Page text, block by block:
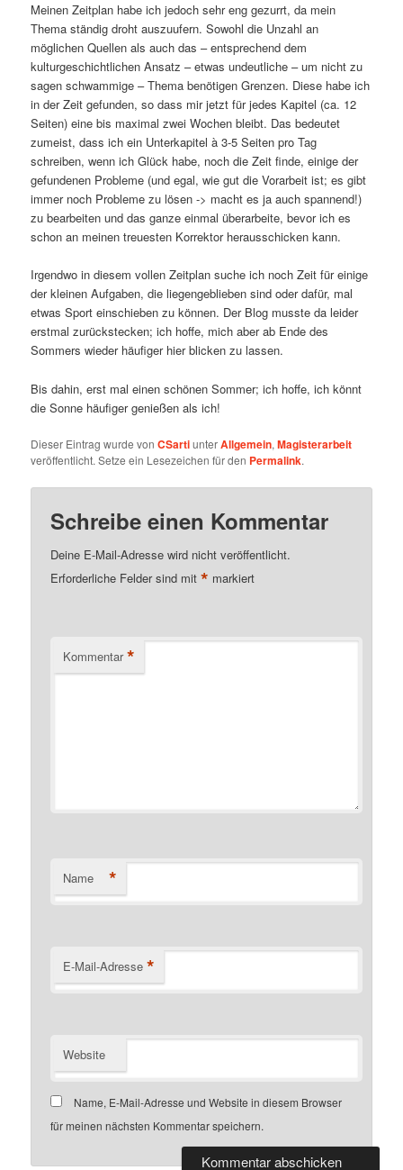
Meinen Zeitplan habe ich jedoch sehr eng gezurrt, da mein
Thema ständig droht auszuufern. Sowohl die Unzahl an
möglichen Quellen als auch das – entsprechend dem
kulturgeschichtlichen Ansatz – etwas undeutliche – um nicht zu
sagen schwammige – Thema benötigen Grenzen. Diese habe ich
in der Zeit gefunden, so dass mir jetzt für jedes Kapitel (ca. 12
Seiten) eine bis maximal zwei Wochen bleibt. Das bedeutet
zumeist, dass ich ein Unterkapitel à 3-5 Seiten pro Tag
schreiben, wenn ich Glück habe, noch die Zeit finde, einige der
gefundenen Probleme (und egal, wie gut die Vorarbeit ist; es gibt
immer noch Probleme zu lösen -> macht es ja auch spannend!)
zu bearbeiten und das ganze einmal überarbeite, bevor ich es
schon an meinen treuesten Korrektor herausschicken kann.
Irgendwo in diesem vollen Zeitplan suche ich noch Zeit für einige
der kleinen Aufgaben, die liegengeblieben sind oder dafür, mal
etwas Sport einschieben zu können. Der Blog musste da leider
erstmal zurückstecken; ich hoffe, mich aber ab Ende des
Sommers wieder häufiger hier blicken zu lassen.
Bis dahin, erst mal einen schönen Sommer; ich hoffe, ich könnt
die Sonne häufiger genießen als ich!
Dieser Eintrag wurde vonCSartiunterAllgemein,Magisterarbeit
veröffentlicht. Setze ein Lesezeichen für den Permalink.
Schreibe einen Kommentar
Deine E-Mail-Adresse wird nicht veröffentlicht.
Erforderliche Felder sind mit* markiert
Kommentar *
Name *
E-Mail-Adresse *
Website
Name, E-Mail-Adresse und Website in diesem Browser
für meinen nächsten Kommentar speichern.